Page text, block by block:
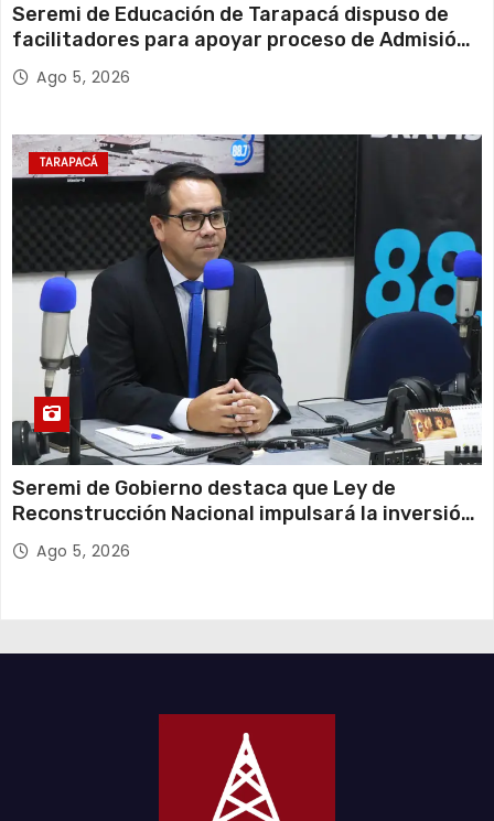
Seremi de Educación de Tarapacá dispuso de
facilitadores para apoyar proceso de Admisión
Escolar 2027
Ago 5, 2026
TARAPACÁ
Seremi de Gobierno destaca que Ley de
Reconstrucción Nacional impulsará la inversión
y el empleo en Tarapacá
Ago 5, 2026